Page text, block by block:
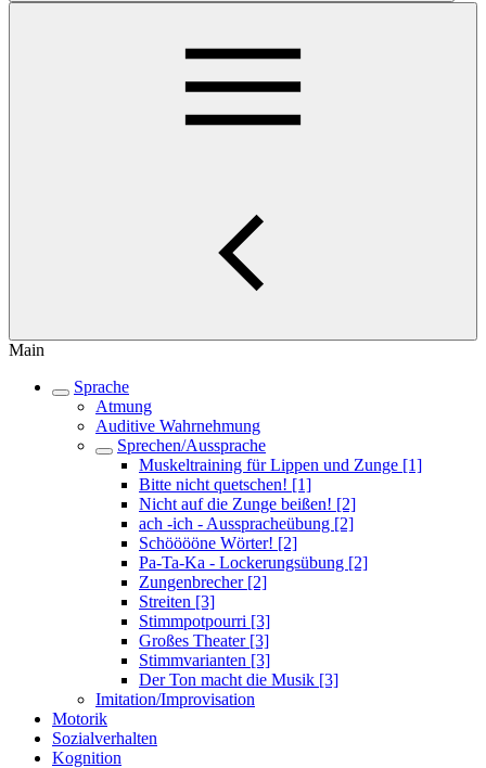
Main
Sprache
Atmung
Auditive Wahrnehmung
Sprechen/Aussprache
Muskeltraining für Lippen und Zunge [1]
Bitte nicht quetschen! [1]
Nicht auf die Zunge beißen! [2]
ach -ich - Ausspracheübung [2]
Schööööne Wörter! [2]
Pa-Ta-Ka - Lockerungsübung [2]
Zungenbrecher [2]
Streiten [3]
Stimmpotpourri [3]
Großes Theater [3]
Stimmvarianten [3]
Der Ton macht die Musik [3]
Imitation/Improvisation
Motorik
Sozialverhalten
Kognition